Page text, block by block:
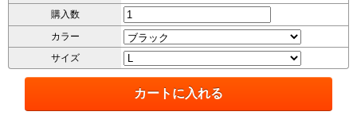
購入数
カラー
サイズ